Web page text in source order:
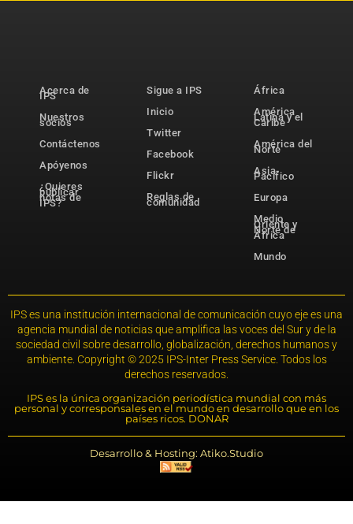
Acerca de
IPS
Nuestros
socios
Contáctenos
Apóyenos
¿Quieres
publicar
notas de
IPS?
Sigue a IPS
Inicio
Twitter
Facebook
Flickr
Reglas de
comunidad
África
América
Latina y el
Caribe
América del
Norte
Asia-
Pacífico
Europa
Medio
Oriente y
Norte de
África
Mundo
IPS es una institución internacional de comunicación cuyo eje es una
agencia mundial de noticias que amplifica las voces del Sur y de la
sociedad civil sobre desarrollo, globalización, derechos humanos y
ambiente. Copyright © 2025 IPS-Inter Press Service. Todos los
derechos reservados.
IPS es la única organización periodística mundial con más
personal y corresponsales en el mundo en desarrollo que en los
países ricos. DONAR
Desarrollo & Hosting: Atiko.Studio